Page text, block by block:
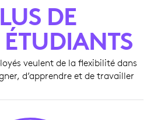
DE
veulent de la flexibilité dans
d’apprendre et de travailler